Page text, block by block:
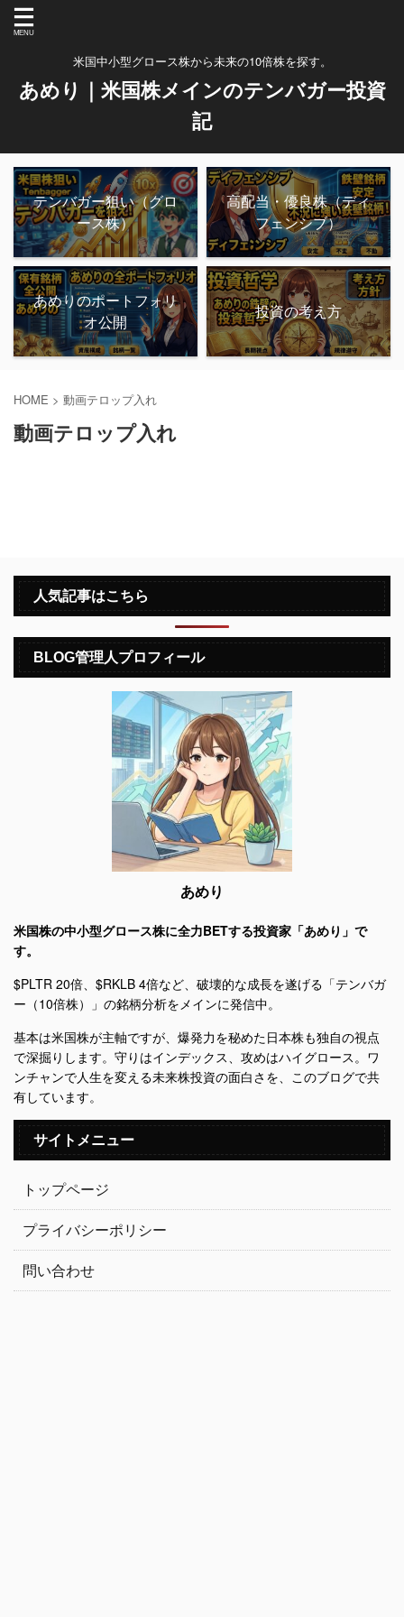
米国中小型グロース株から未来の10倍株を探す。
あめり｜米国株メインのテンバガー投資
記
テンバガー狙い（グロ
ース株）
高配当・優良株（ディ
フェンシブ）
あめりのポートフォリ
オ公開
投資の考え方
HOME > 動画テロップ入れ
動画テロップ入れ
人気記事はこちら
BLOG管理人プロフィール
あめり
米国株の中小型グロース株に全力BETする投資家「あめり」で
す。
$PLTR 20倍、$RKLB 4倍など、破壊的な成長を遂げる「テンバガ
ー（10倍株）」の銘柄分析をメインに発信中。
基本は米国株が主軸ですが、爆発力を秘めた日本株も独自の視点
で深掘りします。守りはインデックス、攻めはハイグロース。ワ
ンチャンで人生を変える未来株投資の面白さを、このブログで共
有しています。
サイトメニュー
トップページ
プライバシーポリシー
問い合わせ